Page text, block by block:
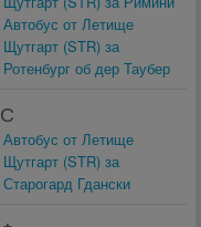
Автобус от Летище
Щутгарт (STR) за
Ротенбург об дер Таубер
С
Автобус от Летище
Щутгарт (STR) за
Старогард Гдански